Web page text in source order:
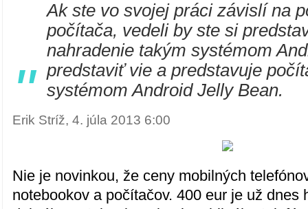
"
Ak ste vo svojej práci závislí na
počítača, vedeli by ste si
nahradenie takým systémom
predstaviť vie a predstavuje
systémom Android Jelly Bean.
Erik Stríž, 4. júla 2013 6:00
Nie je novinkou, že ceny mobilných
notebookov a počítačov. 400 eur je už dnes